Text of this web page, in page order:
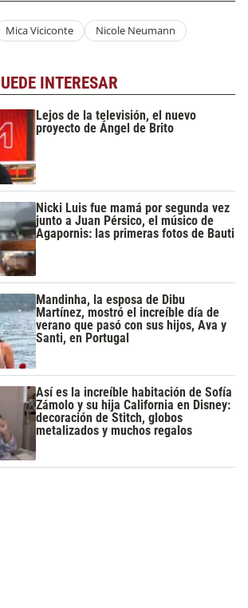
Mica Viciconte Nicole Neumann
INTERESAR
Lejos de la televisión, el nuevo
proyecto de Ángel de Brito
Nicki Luis fue mamá por segunda vez
junto a Juan Pérsico, el músico de
Agapornis: las primeras fotos de Bauti
Mandinha, la esposa de Dibu
Martínez, mostró el increíble día de
verano que pasó con sus hijos, Ava y
Santi, en Portugal
Así es la increíble habitación de Sofía
Zámolo y su hija California en Disney:
decoración de Stitch, globos
metalizados y muchos regalos